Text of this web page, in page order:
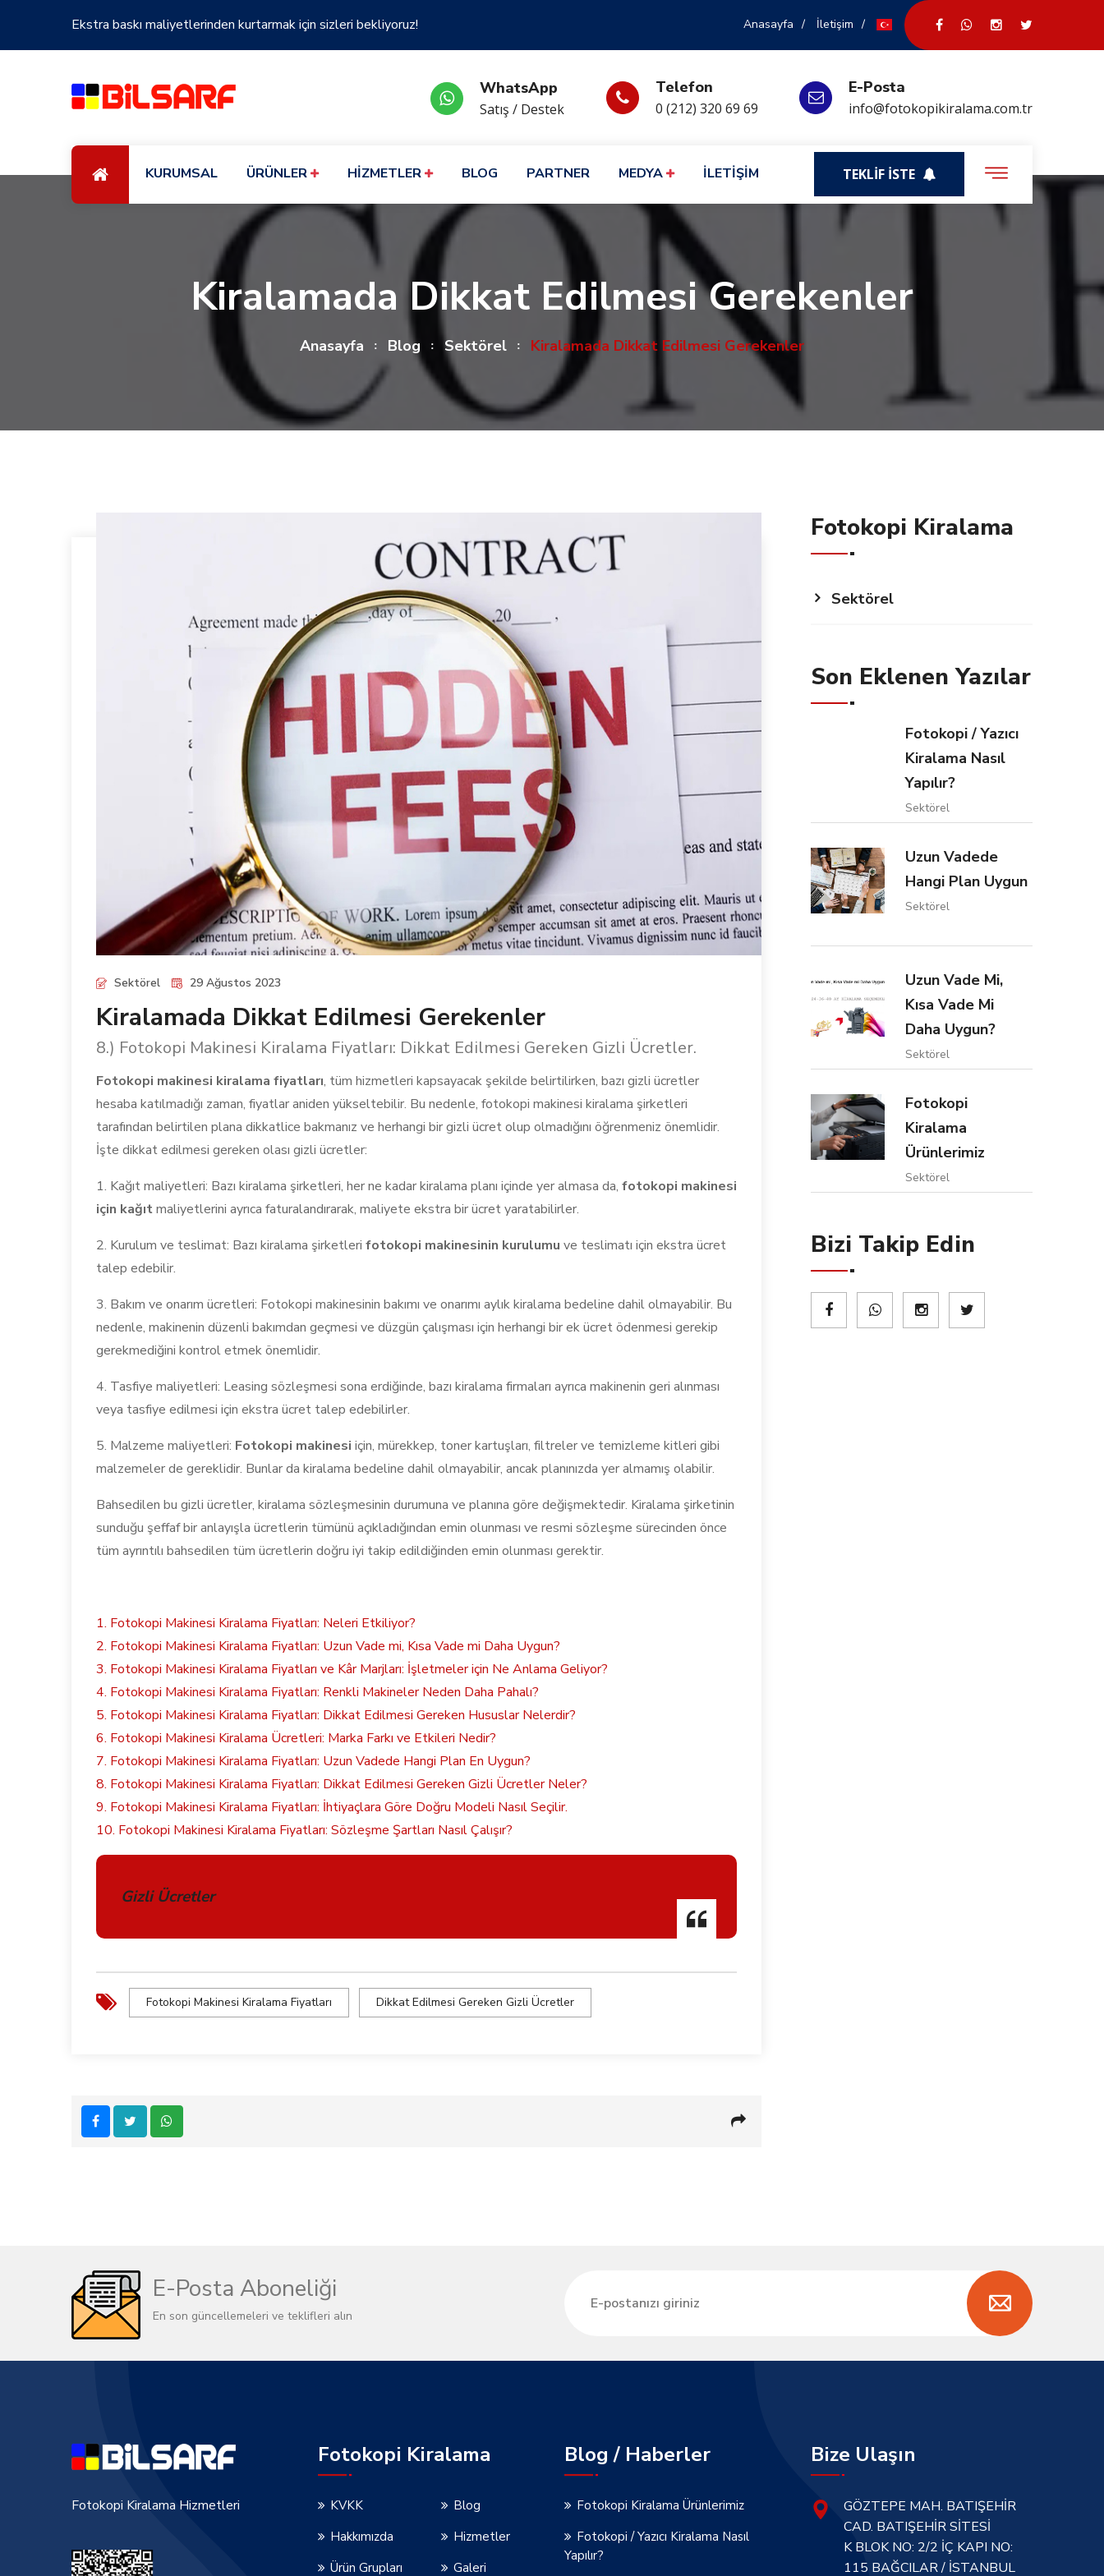
Ekstra baskı maliyetlerinden kurtarmak için sizleri bekliyoruz! Anasayfa İletişim
WhatsApp
Satış / Destek
Telefon
0 (212) 320 69 69
E-Posta
info@fotokopikiralama.com.tr
KURUMSAL ÜRÜNLER HİZMETLER BLOG PARTNER MEDYA İLETİŞİM TEKLİF İSTE
Kiralamada Dikkat Edilmesi Gerekenler
Anasayfa Blog Sektörel Kiralamada Dikkat Edilmesi Gerekenler
Sektörel 29 Ağustos 2023
Kiralamada Dikkat Edilmesi Gerekenler
8.) Fotokopi Makinesi Kiralama Fiyatları: Dikkat Edilmesi Gereken Gizli Ücretler.
Fotokopi makinesi kiralama fiyatları, tüm hizmetleri kapsayacak şekilde belirtilirken, bazı gizli ücretler
hesaba katılmadığı zaman, fiyatlar aniden yükseltebilir. Bu nedenle, fotokopi makinesi kiralama şirketleri
tarafından belirtilen plana dikkatlice bakmanız ve herhangi bir gizli ücret olup olmadığını öğrenmeniz önemlidir.
İşte dikkat edilmesi gereken olası gizli ücretler:
1. Kağıt maliyetleri: Bazı kiralama şirketleri, her ne kadar kiralama planı içinde yer almasa da, fotokopi makinesi
için kağıtmaliyetlerini ayrıca faturalandırarak, maliyete ekstra bir ücret yaratabilirler.
2. Kurulum ve teslimat: Bazı kiralama şirketleri fotokopi makinesinin kurulumu ve teslimatı için ekstra ücret
talep edebilir.
3. Bakım ve onarım ücretleri: Fotokopi makinesinin bakımı ve onarımı aylık kiralama bedeline dahil olmayabilir. Bu
nedenle, makinenin düzenli bakımdan geçmesi ve düzgün çalışması için herhangi bir ek ücret ödenmesi gerekip
gerekmediğini kontrol etmek önemlidir.
4. Tasfiye maliyetleri: Leasing sözleşmesi sona erdiğinde, bazı kiralama firmaları ayrıca makinenin geri alınması
veya tasfiye edilmesi için ekstra ücret talep edebilirler.
5. Malzeme maliyetleri: Fotokopi makinesi için, mürekkep, toner kartuşları, filtreler ve temizleme kitleri gibi
malzemeler de gereklidir. Bunlar da kiralama bedeline dahil olmayabilir, ancak planınızda yer almamış olabilir.
Bahsedilen bu gizli ücretler, kiralama sözleşmesinin durumuna ve planına göre değişmektedir. Kiralama şirketinin
sunduğu şeffaf bir anlayışla ücretlerin tümünü açıkladığından emin olunması ve resmi sözleşme sürecinden önce
tüm ayrıntılı bahsedilen tüm ücretlerin doğru iyi takip edildiğinden emin olunması gerektir.
1. Fotokopi Makinesi Kiralama Fiyatları: Neleri Etkiliyor?
2. Fotokopi Makinesi Kiralama Fiyatları: Uzun Vade mi, Kısa Vade mi Daha Uygun?
3. Fotokopi Makinesi Kiralama Fiyatları ve Kâr Marjları: İşletmeler için Ne Anlama Geliyor?
4. Fotokopi Makinesi Kiralama Fiyatları: Renkli Makineler Neden Daha Pahalı?
5. Fotokopi Makinesi Kiralama Fiyatları: Dikkat Edilmesi Gereken Hususlar Nelerdir?
6. Fotokopi Makinesi Kiralama Ücretleri: Marka Farkı ve Etkileri Nedir?
7. Fotokopi Makinesi Kiralama Fiyatları: Uzun Vadede Hangi Plan En Uygun?
8. Fotokopi Makinesi Kiralama Fiyatları: Dikkat Edilmesi Gereken Gizli Ücretler Neler?
9. Fotokopi Makinesi Kiralama Fiyatları: İhtiyaçlara Göre Doğru Modeli Nasıl Seçilir.
10. Fotokopi Makinesi Kiralama Fiyatları: Sözleşme Şartları Nasıl Çalışır?
Gizli Ücretler
Fotokopi Makinesi Kiralama Fiyatları Dikkat Edilmesi Gereken Gizli Ücretler
Fotokopi Kiralama
Sektörel
Son Eklenen Yazılar
Fotokopi / Yazıcı
Kiralama Nasıl
Yapılır?
Sektörel
Uzun Vadede
Hangi Plan Uygun
Sektörel
Uzun Vade Mi,
Kısa Vade Mi
Daha Uygun?
Sektörel
Fotokopi
Kiralama
Ürünlerimiz
Sektörel
Bizi Takip Edin
E-Posta Aboneliği
En son güncellemeleri ve teklifleri alın
Fotokopi Kiralama Hizmetleri
Fotokopi Kiralama
KVKK
Hakkımızda
Ürün Grupları
Blog
Hizmetler
Galeri
Blog / Haberler
Fotokopi Kiralama Ürünlerimiz
Fotokopi / Yazıcı Kiralama Nasıl
Yapılır?
Bize Ulaşın
GÖZTEPE MAH. BATIŞEHİR
CAD. BATIŞEHİR SİTESİ
K BLOK NO: 2/2 İÇ KAPI NO:
115 BAĞCILAR / İSTANBUL